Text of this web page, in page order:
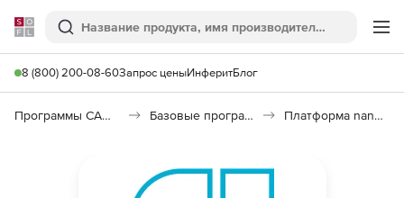
Softline
Поиск
8 (800) 200-08-60Запрос ценыИнферитБлог
Программы САПР и ГИС Базовые программы Платформа nanoCAD 26